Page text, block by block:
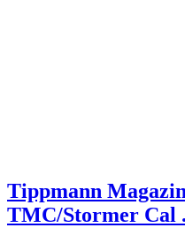
Tippmann
TMC/Stormer Cal